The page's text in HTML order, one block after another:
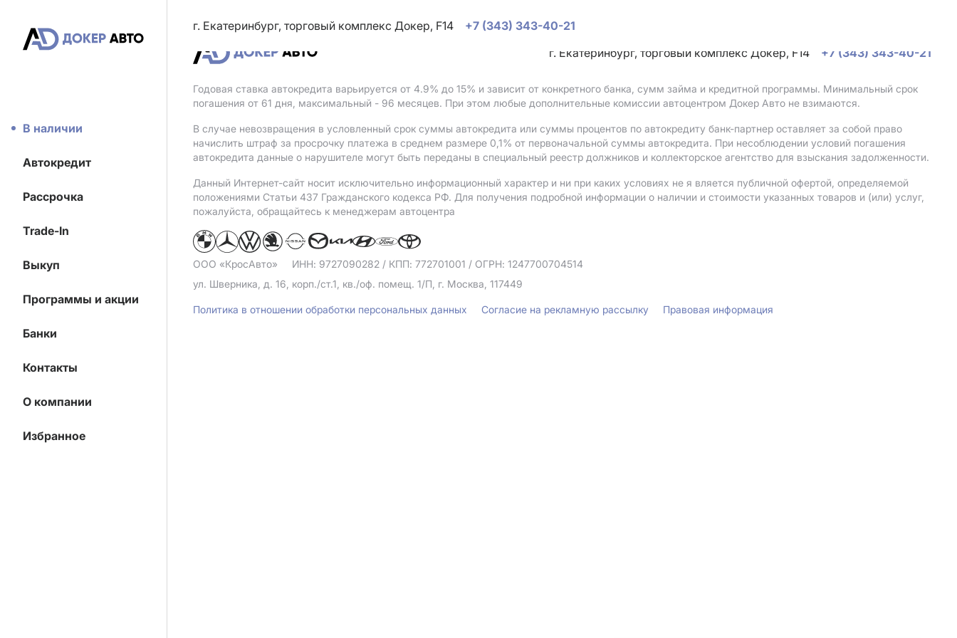
В наличии
Автокредит
Рассрочка
Trade-In
Выкуп
Программы и акции
Банки
Контакты
О компании
Избранное
г. Екатеринбург, торговый комплекс Докер, F14
+7 (343) 343-40-21
г. Екатеринбург, торговый комплекс Докер, F14
+7 (343) 343-40-21
Годовая ставка автокредита варьируется от 4.9% до 15% и зависит от конкретного банка, сумм займа и кредитной программы. Минимальный срок
погашения от 61 дня, максимальный - 96 месяцев. При этом любые дополнительные комиссии автоцентром Докер Авто не взимаются.
В случае невозвращения в условленный срок суммы автокредита или суммы процентов по автокредиту банк-партнер оставляет за собой право
начислить штраф за просрочку платежа в среднем размере 0,1% от первоначальной суммы автокредита. При несоблюдении условий погашения
автокредита данные о нарушителе могут быть переданы в специальный реестр должников и коллекторское агентство для взыскания задолженности.
Данный Интернет-сайт носит исключительно информационный характер и ни при каких условиях не я вляется публичной офертой, определяемой
положениями Статьи 437 Гражданского кодекса РФ. Для получения подробной информации о наличии и стоимости указанных товаров и (или) услуг,
пожалуйста, обращайтесь к менеджерам автоцентра
ООО «КросАвто» ИНН: 9727090282 / КПП: 772701001 / ОГРН: 1247700704514
ул. Шверника, д. 16, корп./ст.1, кв./оф. помещ. 1/П, г. Москва, 117449
Политика в отношении обработки персональных данных Согласие на рекламную рассылку Правовая информация